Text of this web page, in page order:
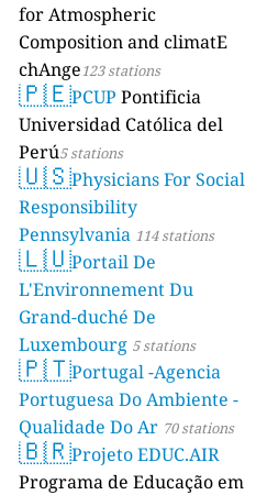
for Atmospheric
Composition and climatE
chAnge123 stations
🇵🇪PCUP Pontificia
Universidad Católica del
Perú5 stations
🇺🇸Physicians For Social
Responsibility
Pennsylvania 114 stations
🇱🇺Portail De
L'Environnement Du
Grand-duché De
Luxembourg 5 stations
🇵🇹Portugal -Agencia
Portuguesa Do Ambiente -
Qualidade Do Ar 70 stations
🇧🇷Projeto EDUC.AIR
Programa de Educação em